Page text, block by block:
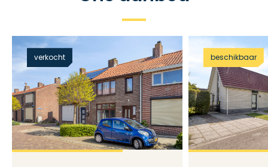
verkocht beschikbaar